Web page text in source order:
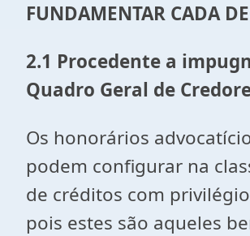
FUNDAMENTAR CADA
2.1 Procedente a
Quadro Geral de
Os honorários
podem configurar na
de créditos com
pois estes são aqueles